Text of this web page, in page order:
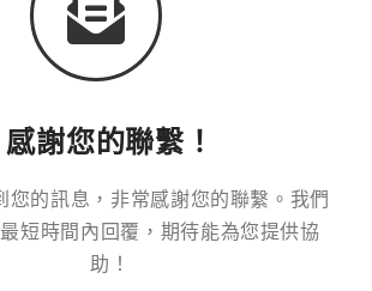
感謝您的聯繫！
您的訊息，非常感謝您的聯繫。我們
短時間內回覆，期待能為您提供協
助！